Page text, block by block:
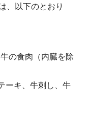
、以下のとおり
の食肉（内臓を除
ーキ、牛刺し、牛